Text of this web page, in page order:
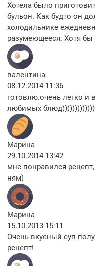
Хотела было
бульон. Как будто он
холодильнике
разумеющееся. Хотя бы
валентина
08.12.2014 11:36
готовлю.очень легко и
любимых
Марина
29.10.2014 13:42
мне понравился
ням)
Марина
15.10.2013 15:11
Очень вкусный суп
рецепт!